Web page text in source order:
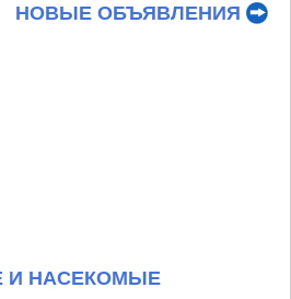
НОВЫЕ ОБЪЯВЛЕНИЯ
И НАСЕКОМЫЕ